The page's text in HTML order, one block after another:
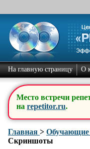
На главную страницу О
Место встречи
на repetitor.ru.
Главная >
Скриншоты